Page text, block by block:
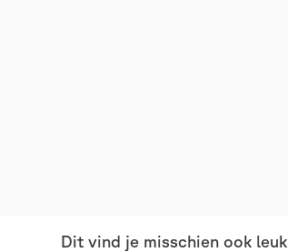
Dit vind je misschien ook leuk